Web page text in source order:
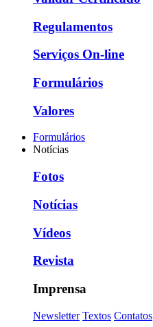
Regulamentos
Serviços On-line
Formulários
Valores
Formulários
Notícias
Fotos
Notícias
Vídeos
Revista
Imprensa
Newsletter Textos Contatos